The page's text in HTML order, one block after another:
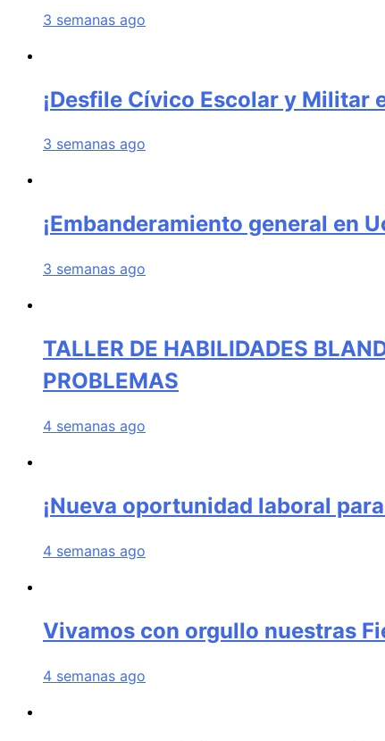
3 semanas ago
¡Desfile Cívico Escolar y Militar
3 semanas ago
¡Embanderamiento general en
3 semanas ago
TALLER DE HABILIDADES
PROBLEMAS
4 semanas ago
¡Nueva oportunidad laboral
4 semanas ago
Vivamos con orgullo nuestras
4 semanas ago